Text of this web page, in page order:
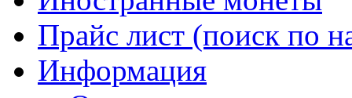
Прайс лист (поиск по
Информация